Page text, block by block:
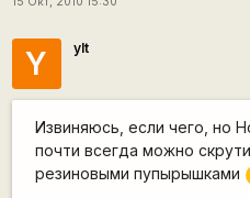
Y ylt
Извиняюсь, если чего, но
почти всегда можно
резиновыми пупырышками